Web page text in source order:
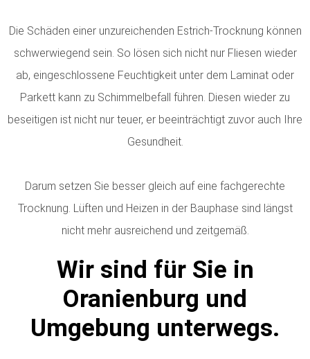
Die Schäden einer unzureichenden Estrich-Trocknung können
schwerwiegend sein. So lösen sich nicht nur Fliesen wieder
ab, eingeschlossene Feuchtigkeit unter dem Laminat oder
Parkett kann zu Schimmelbefall führen. Diesen wieder zu
beseitigen ist nicht nur teuer, er beeinträchtigt zuvor auch Ihre
Gesundheit.
Darum setzen Sie besser gleich auf eine fachgerechte
Trocknung. Lüften und Heizen in der Bauphase sind längst
nicht mehr ausreichend und zeitgemäß.
Wir sind für Sie in
Oranienburg und
Umgebung unterwegs.